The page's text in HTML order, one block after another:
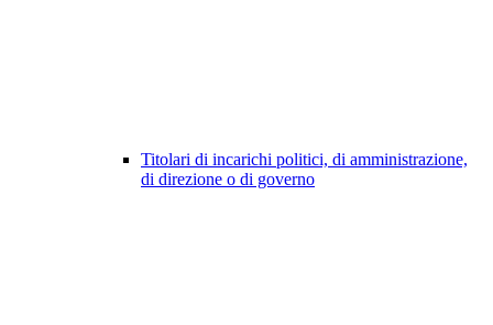
Titolari di incarichi politici, di amministrazione,
di direzione o di governo